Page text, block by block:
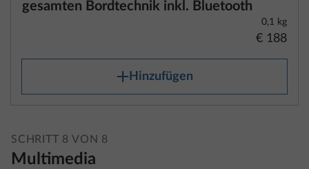
gesamten Bordtechnik inkl. Bluetooth
0,1 kg
€ 188
Hinzufügen
SCHRITT 8 VON 8
Multimedia